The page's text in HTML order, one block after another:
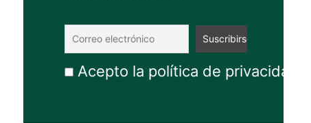
Acepto la política de privacidad